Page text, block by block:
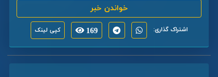
خواندن خبر
اشتراک گذاری: 169 کپی لینک